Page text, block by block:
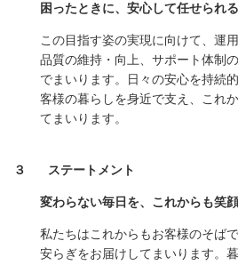
困ったときに、安心して任せられ
この目指す姿の実現に向けて、運
品質の維持・向上、サポート体制
でまいります。日々の安心を持続
客様の暮らしを身近で支え、これ
てまいります。
３ ステートメント
変わらない毎日を、これからも笑
私たちはこれからもお客様のそば
安らぎをお届けしてまいります。